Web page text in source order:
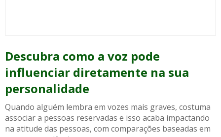
Descubra como a voz pode
influenciar diretamente na sua
personalidade
Quando alguém lembra em vozes mais graves, costuma
associar a pessoas reservadas e isso acaba impactando
na atitude das pessoas, com comparações baseadas em